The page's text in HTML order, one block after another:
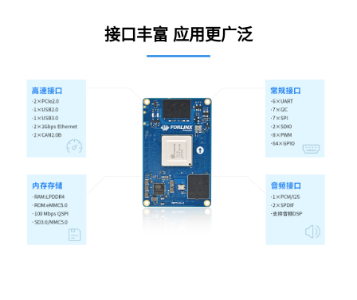
接口丰富 应用更广泛